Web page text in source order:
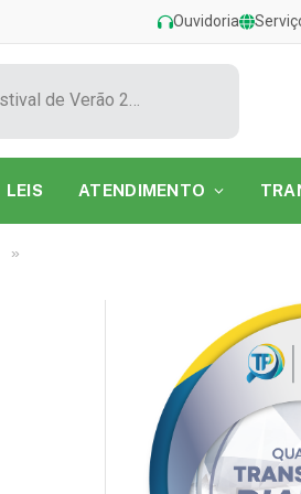
Ouvidoria
Show de Tarcísio do Acordeon encerra o Festival de Verão 2026 na Praia do Caripi
LEIS ATENDIMENTO
»